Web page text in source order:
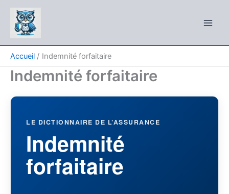
contenu
Accueil Indemnité forfaitaire
Indemnité forfaitaire
LE DICTIONNAIRE DE L’ASSURANCE
Indemnité
forfaitaire